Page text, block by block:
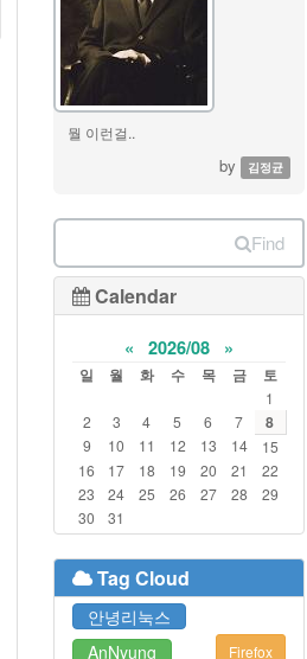
뭘 이런걸..
by 김정균
Find
Calendar
« 2026/08 »
일 월 화 수 목 금 토
1
2
3 4 5 6 7 8
9 10 11 12 13 14
15
16
17 18 19 20 21
22
23
24 25 26 27 28
29
30
31
Tag Cloud
안녕리눅스
AnNyung
Firefox